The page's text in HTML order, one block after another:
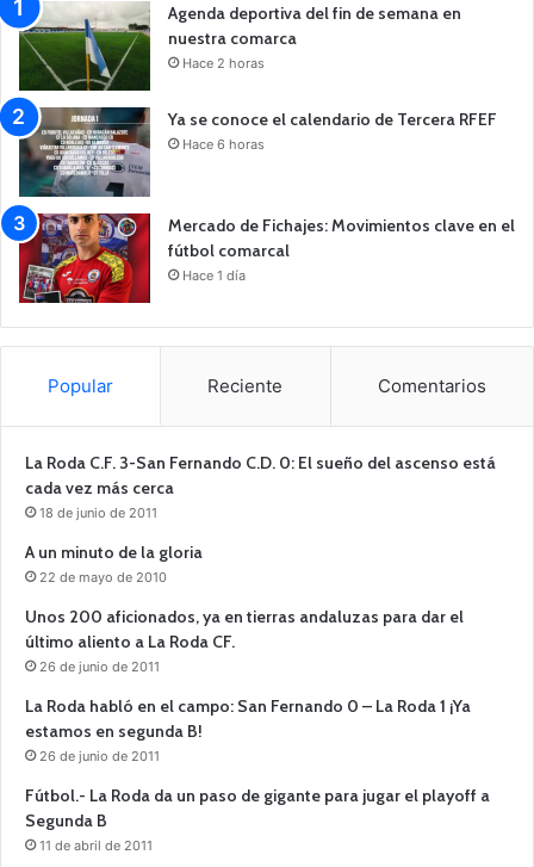
Agenda deportiva del fin de semana en
nuestra comarca
Hace 2 horas
Ya se conoce el calendario de Tercera RFEF
Hace 6 horas
Mercado de Fichajes: Movimientos clave en el
fútbol comarcal
Hace 1 día
Popular Reciente Comentarios
La Roda C.F. 3-San Fernando C.D. 0: El sueño del ascenso está
cada vez más cerca
18 de junio de 2011
A un minuto de la gloria
22 de mayo de 2010
Unos 200 aficionados, ya en tierras andaluzas para dar el
último aliento a La Roda CF.
26 de junio de 2011
La Roda habló en el campo: San Fernando 0 – La Roda 1 ¡Ya
estamos en segunda B!
26 de junio de 2011
Fútbol.- La Roda da un paso de gigante para jugar el playoff a
Segunda B
11 de abril de 2011